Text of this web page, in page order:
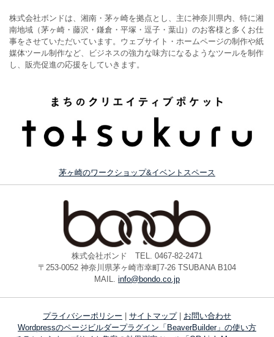
株式会社ボンドは、湘南・茅ヶ崎を拠点とし、主に神奈川県内、特に湘
南地域（茅ヶ崎・藤沢・鎌倉・平塚・逗子・葉山）のお客様と多くお仕
事をさせていただいています。ウェブサイト・ホームページの制作や紙
媒体ツール制作など、ビジネスの強力な味方になるようなツールを制作
し、販売促進の応援をしていきます。
茅ヶ崎のワークショップ&イベントスペース
株式会社ボンド TEL. 0467-82-2471
〒253-0052 神奈川県茅ヶ崎市幸町7-26 TSUBANA B104
MAIL. info@bondo.co.jp
プライバシーポリシー サイトマップ| お問い合わせ
Wordpressのページビルダープラグイン「BeaverBuilder」の使い方